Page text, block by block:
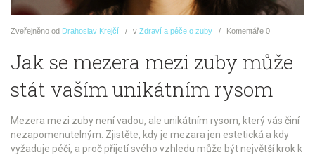
Zveřejněno od Drahoslav Krejčí v Zdraví a péče o zuby Komentáře 0
Jak se mezera mezi zuby může
stát vaším unikátním rysom
Mezera mezi zuby není vadou, ale unikátním rysom, který vás činí
nezapomenutelným. Zjistěte, kdy je mezara jen estetická a kdy
vyžaduje péči, a proč přijetí svého vzhledu může být největší krok k